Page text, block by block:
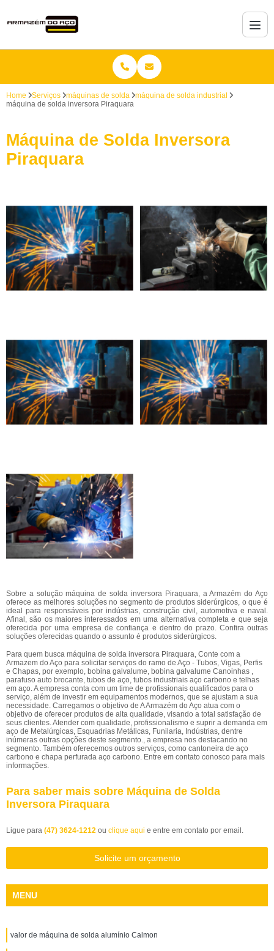
Home Serviços máquinas de solda
máquina de solda industrial
máquina de solda inversora Piraquara
Máquina de Solda Inversora
Piraquara
Sobre a solução máquina de solda inversora Piraquara, a Armazém do Aço
oferece as melhores soluções no segmento de produtos siderúrgicos, o que é
ideal para responsáveis por indústrias, construção civil, automotiva e naval.
Afinal, são os maiores interessados em uma alternativa completa e que seja
oferecida por uma empresa de confiança e dentro do prazo. Confira outras
soluções oferecidas quando o assunto é produtos siderúrgicos.
Para quem busca máquina de solda inversora Piraquara, Conte com a
Armazem do Aço para solicitar serviços do ramo de Aço - Tubos, Vigas, Perfis
e Chapas, por exemplo, bobina galvalume, bobina galvalume Canoinhas ,
parafuso auto brocante, tubos de aço, tubos industriais aço carbono e telhas
em aço. A empresa conta com um time de profissionais qualificados para o
serviço, além de investir em equipamentos modernos, que se ajustam a sua
necessidade. Carregamos o objetivo de A Armazém do Aço atua com o
objetivo de oferecer produtos de alta qualidade, visando a total satisfação de
seus clientes. Atender com qualidade, profissionalismo e suprir a demanda em
aço de Metalúrgicas, Esquadrias Metálicas, Funilaria, Indústrias, dentre
inúmeras outras opções deste segmento., a empresa nos destacando no
segmento. Também oferecemos outros serviços, como cantoneira de aço
carbono e chapa perfurada aço carbono. Entre em contato conosco para mais
informações.
Para saber mais sobre Máquina de Solda
Inversora Piraquara
Ligue para (47) 3624-1212 ou clique aqui e entre em contato por email.
Solicite um orçamento
MENU
valor de máquina de solda alumínio Calmon